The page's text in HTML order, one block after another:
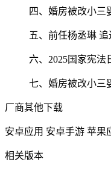
四、婚房被改小三
五、前任杨丞琳
六、2025国家宪法
七、婚房被改小三
厂商其他下载
安卓应用 安卓手游 苹果
相关版本